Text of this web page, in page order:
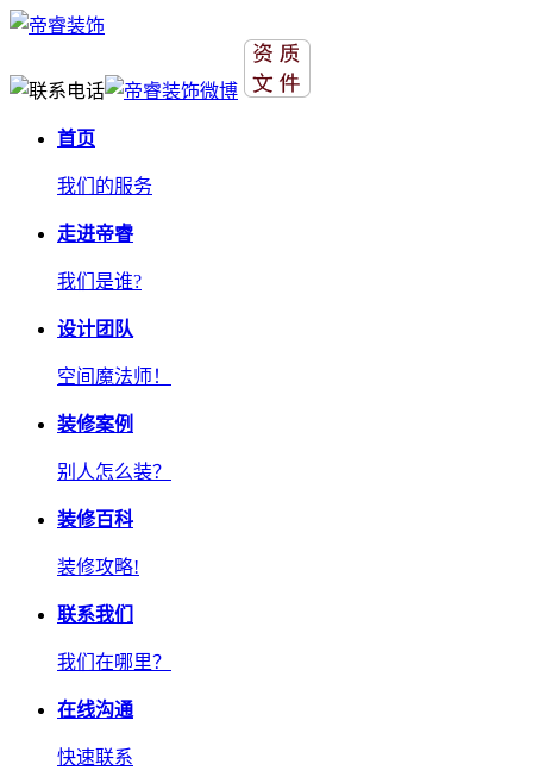
首页
我们的服务
走进帝睿
我们是谁?
设计团队
空间魔法师！
装修案例
别人怎么装？
装修百科
装修攻略!
联系我们
我们在哪里？
在线沟通
快速联系